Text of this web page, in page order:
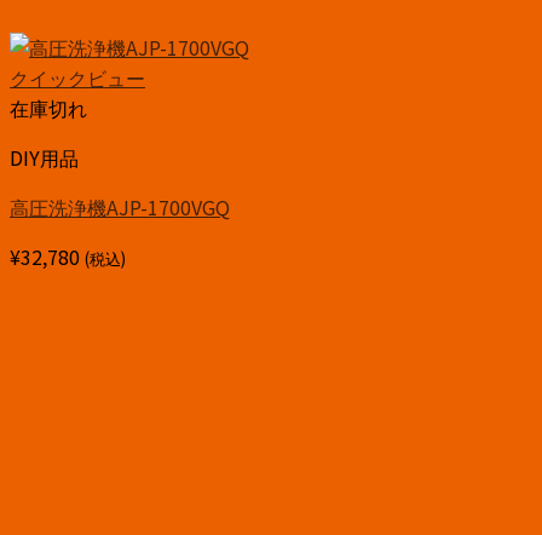
クイックビュー
在庫切れ
DIY用品
高圧洗浄機AJP-1700VGQ
¥32,780 (税込)